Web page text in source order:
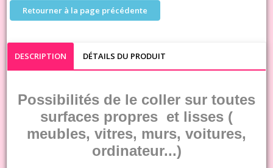
Retourner à la page précédente
DESCRIPTION DÉTAILS DU PRODUIT
Possibilités de le coller sur toutes
surfaces propres et lisses (
meubles, vitres, murs, voitures,
ordinateur...)